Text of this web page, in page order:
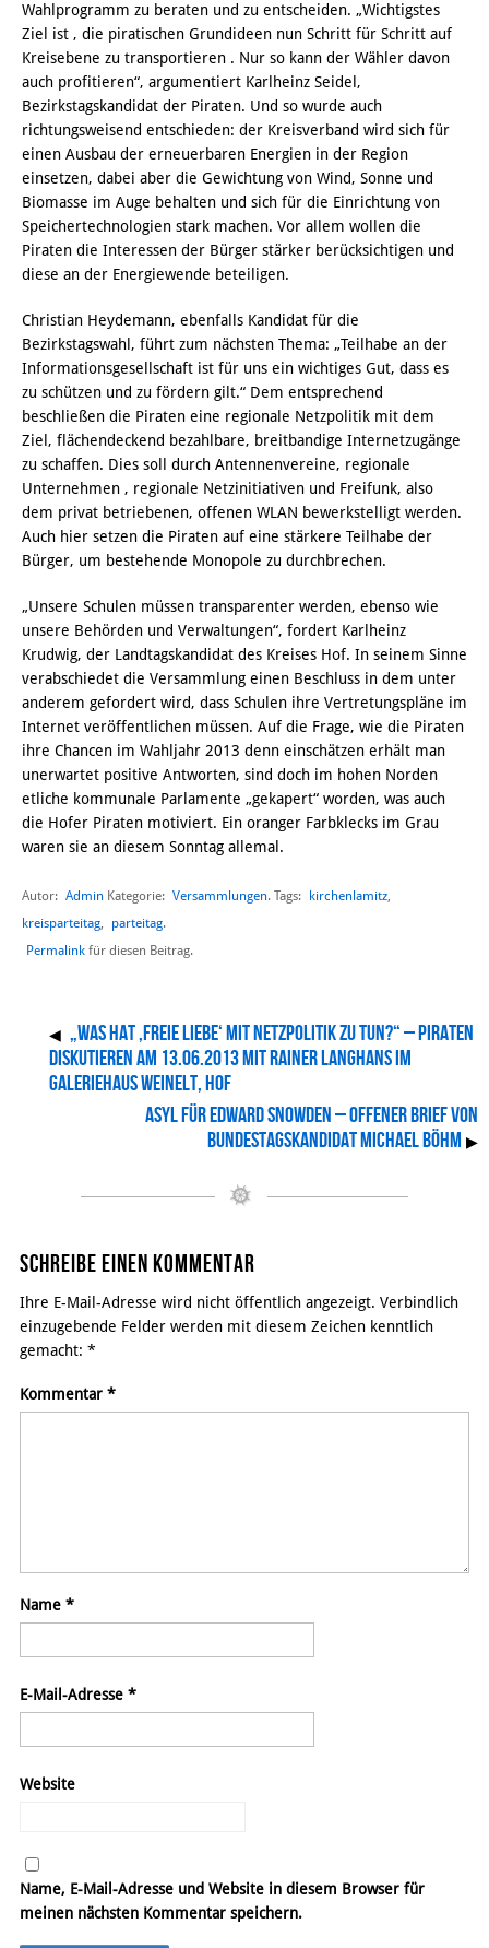
Wahlprogramm zu beraten und zu entscheiden. „Wichtigstes
Ziel ist , die piratischen Grundideen nun Schritt für Schritt auf
Kreisebene zu transportieren . Nur so kann der Wähler davon
auch profitieren“, argumentiert Karlheinz Seidel,
Bezirkstagskandidat der Piraten. Und so wurde auch
richtungsweisend entschieden: der Kreisverband wird sich für
einen Ausbau der erneuerbaren Energien in der Region
einsetzen, dabei aber die Gewichtung von Wind, Sonne und
Biomasse im Auge behalten und sich für die Einrichtung von
Speichertechnologien stark machen. Vor allem wollen die
Piraten die Interessen der Bürger stärker berücksichtigen und
diese an der Energiewende beteiligen.
Christian Heydemann, ebenfalls Kandidat für die
Bezirkstagswahl, führt zum nächsten Thema: „Teilhabe an der
Informationsgesellschaft ist für uns ein wichtiges Gut, dass es
zu schützen und zu fördern gilt.“ Dem entsprechend
beschließen die Piraten eine regionale Netzpolitik mit dem
Ziel, flächendeckend bezahlbare, breitbandige Internetzugänge
zu schaffen. Dies soll durch Antennenvereine, regionale
Unternehmen , regionale Netzinitiativen und Freifunk, also
dem privat betriebenen, offenen WLAN bewerkstelligt werden.
Auch hier setzen die Piraten auf eine stärkere Teilhabe der
Bürger, um bestehende Monopole zu durchbrechen.
„Unsere Schulen müssen transparenter werden, ebenso wie
unsere Behörden und Verwaltungen“, fordert Karlheinz
Krudwig, der Landtagskandidat des Kreises Hof. In seinem Sinne
verabschiedet die Versammlung einen Beschluss in dem unter
anderem gefordert wird, dass Schulen ihre Vertretungspläne im
Internet veröffentlichen müssen. Auf die Frage, wie die Piraten
ihre Chancen im Wahljahr 2013 denn einschätzen erhält man
unerwartet positive Antworten, sind doch im hohen Norden
etliche kommunale Parlamente „gekapert“ worden, was auch
die Hofer Piraten motiviert. Ein oranger Farbklecks im Grau
waren sie an diesem Sonntag allemal.
Autor: Admin Kategorie: Versammlungen. Tags: kirchenlamitz,
kreisparteitag, parteitag.
Permalink für diesen Beitrag.
◀ „Was hat ‚Freie Liebe‘ mit Netzpolitik zu tun?“ – Piraten
diskutieren am 13.06.2013 mit Rainer Langhans im
Galeriehaus Weinelt, Hof
Asyl für Edward Snowden – Offener Brief von
Bundestagskandidat Michael Böhm ▶
Schreibe einen Kommentar
Ihre E-Mail-Adresse wird nicht öffentlich angezeigt. Verbindlich
einzugebende Felder werden mit diesem Zeichen kenntlich
gemacht: *
Kommentar *
Name *
E-Mail-Adresse *
Website
Name, E-Mail-Adresse und Website in diesem Browser für
meinen nächsten Kommentar speichern.